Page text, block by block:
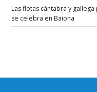
Las flotas cántabra y
se celebra en Baiona